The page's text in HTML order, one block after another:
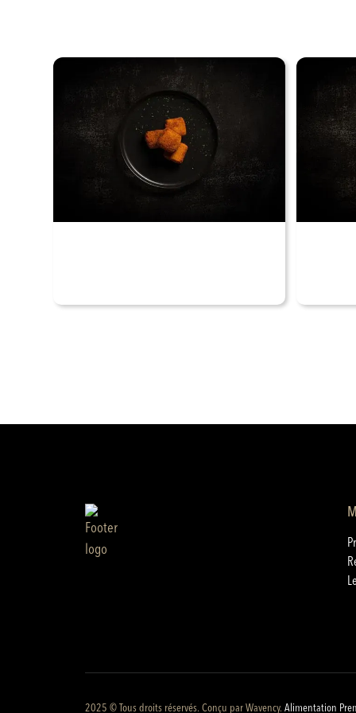
2025 © Tous droits réservés. Conçu parWavency.Alimentation